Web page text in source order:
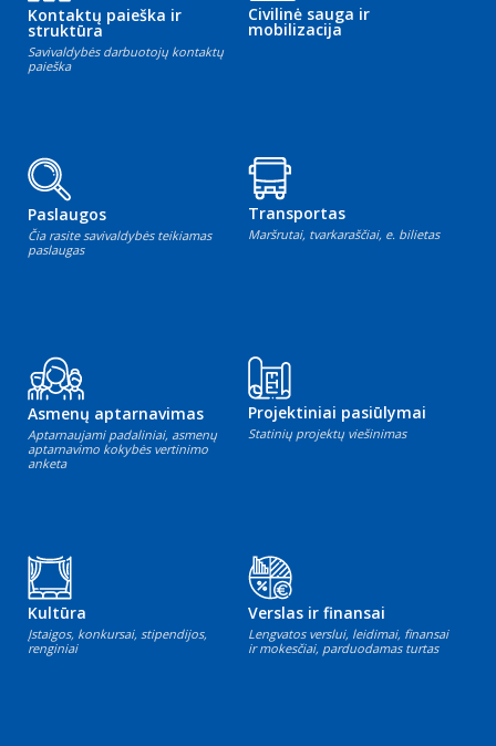
Kontaktų paieška ir
struktūra
Savivaldybės darbuotojų kontaktų
paieška
Civilinė sauga ir
mobilizacija
Paslaugos
Čia rasite savivaldybės teikiamas
paslaugas
Transportas
Maršrutai, tvarkaraščiai, e. bilietas
Asmenų aptarnavimas
Aptarnaujami padaliniai, asmenų
aptarnavimo kokybės vertinimo
anketa
Projektiniai pasiūlymai
Statinių projektų viešinimas
Kultūra
Įstaigos, konkursai, stipendijos,
renginiai
Verslas ir finansai
Lengvatos verslui, leidimai, finansai
ir mokesčiai, parduodamas turtas